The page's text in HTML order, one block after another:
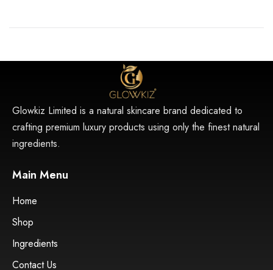
Glowkiz Limited is a natural skincare brand dedicated to
crafting premium luxury products using only the finest natural
ingredients.
Main Menu
Home
Shop
Ingredients
Contact Us